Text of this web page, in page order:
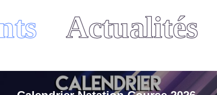
Actualités